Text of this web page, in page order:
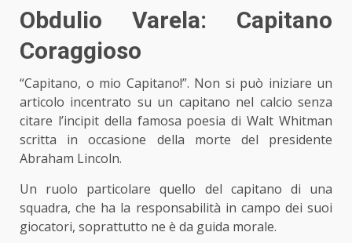
Obdulio Varela: Capitano
Coraggioso
“Capitano, o mio Capitano!”. Non si può iniziare un
articolo incentrato su un capitano nel calcio senza
citare l’incipit della famosa poesia di Walt Whitman
scritta in occasione della morte del presidente
Abraham Lincoln.
Un ruolo particolare quello del capitano di una
squadra, che ha la responsabilità in campo dei suoi
giocatori, soprattutto ne è da guida morale.